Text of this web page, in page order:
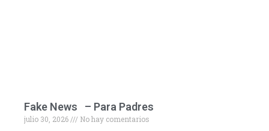
Fake News – Para Padres
julio 30, 2026
No hay comentarios